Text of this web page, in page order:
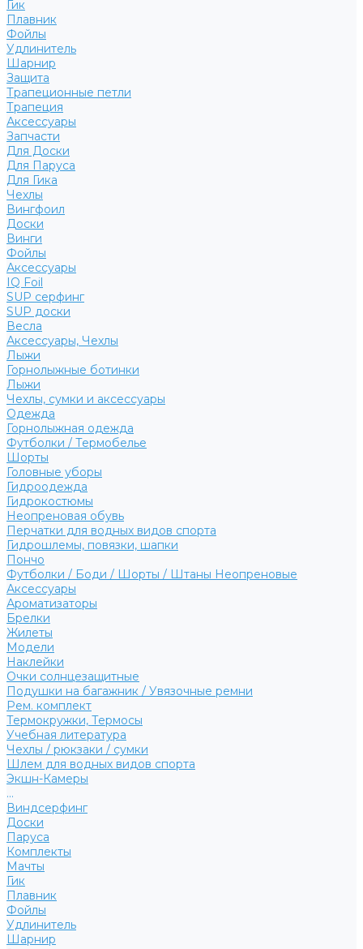
Гик
Плавник
Фойлы
Удлинитель
Шарнир
Защита
Трапеционные петли
Трапеция
Аксессуары
Запчасти
Для Доски
Для Паруса
Для Гика
Чехлы
Вингфоил
Доски
Винги
Фойлы
Аксессуары
IQ Foil
SUP серфинг
SUP доски
Весла
Аксессуары, Чехлы
Лыжи
Горнолыжные ботинки
Лыжи
Чехлы, сумки и аксессуары
Одежда
Горнолыжная одежда
Футболки / Термобелье
Шорты
Головные уборы
Гидроодежда
Гидрокостюмы
Неопреновая обувь
Перчатки для водных видов спорта
Гидрошлемы, повязки, шапки
Пончо
Футболки / Боди / Шорты / Штаны Неопреновые
Аксессуары
Ароматизаторы
Брелки
Жилеты
Модели
Наклейки
Очки солнцезащитные
Подушки на багажник / Увязочные ремни
Рем. комплект
Термокружки, Термосы
Учебная литература
Чехлы / рюкзаки / сумки
Шлем для водных видов спорта
Экшн-Камеры
...
Виндсерфинг
Доски
Паруса
Комплекты
Мачты
Гик
Плавник
Фойлы
Удлинитель
Шарнир